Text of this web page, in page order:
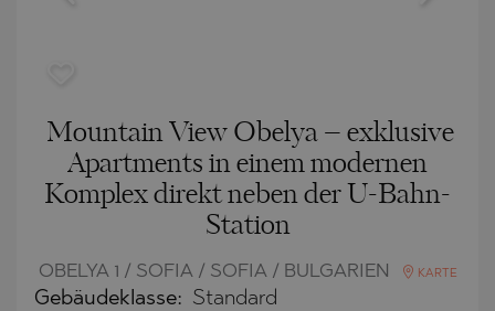
Mountain View Obelya – exklusive
Apartments in einem modernen
Komplex direkt neben der U-Bahn-
Station
OBELYA 1 / SOFIA / SOFIA / BULGARIEN KARTE
Gebäudeklasse: Standard